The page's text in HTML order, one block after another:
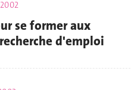
se former aux
d'emploi